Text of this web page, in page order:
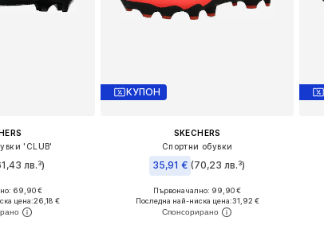
'CLUB'
лв.³)
43, 44, 45, 46
69,90 €
цена:26,18 €
КУПОН
SKECHERS
Спортни обувки
35,91 € (70,23 лв.³)
Налични размери: 41, 42, 43, 44, 45, 46
Добави в кошницата
Първоначално: 99,90 €
Последна най-ниска цена:31,92 €